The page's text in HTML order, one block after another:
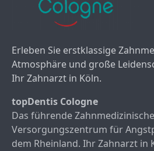
Erleben Sie erstklassige
Atmosphäre und große
Ihr Zahnarzt in Köln.
topDentis Cologne
Das führende Zahnmedizinische
Versorgungszentrum für
dem Rheinland. Ihr Zahnarzt in